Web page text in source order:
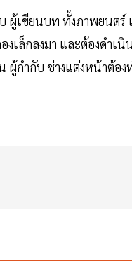
เขียนบท ทั้งภาพยนตร์
กลงมา และต้องดำเนิน
กำกับ ช่างแต่งหน้าต้อง